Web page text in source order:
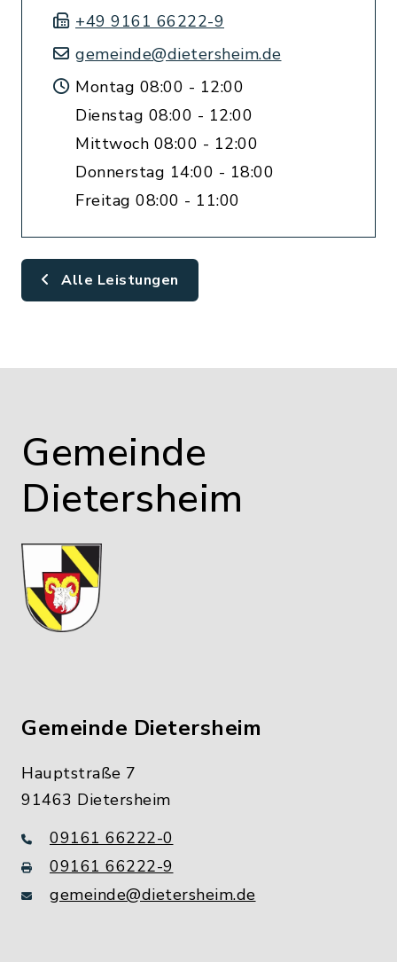
+49 9161 66222-9
gemeinde@dietersheim.de
Montag 08:00 - 12:00
Dienstag 08:00 - 12:00
Mittwoch 08:00 - 12:00
Donnerstag 14:00 - 18:00
Freitag 08:00 - 11:00
Alle Leistungen
Gemeinde
Dietersheim
Gemeinde Dietersheim
Hauptstraße 7
91463 Dietersheim
09161 66222-0
09161 66222-9
gemeinde@dietersheim.de